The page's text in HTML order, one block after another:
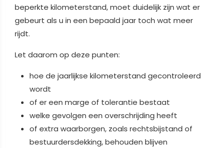
beperkte kilometerstand, moet duidelijk zijn wat er
gebeurt als u in een bepaald jaar toch wat meer
rijdt.
Let daarom op deze punten:
hoe de jaarlijkse kilometerstand gecontroleerd
wordt
of er een marge of tolerantie bestaat
welke gevolgen een overschrijding heeft
of extra waarborgen, zoals rechtsbijstand of
bestuurdersdekking, behouden blijven